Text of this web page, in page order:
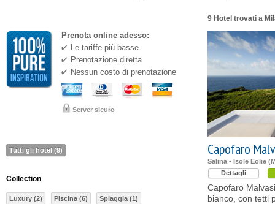
9 Hotel trovati a
Capofaro
Salina - Isole Eolie
Dettagli
Capofaro
bianco, con tetti
Prenota online adesso:
Le tariffe più basse
Prenotazione diretta
Nessun costo di prenotazione
Server sicuro
Tutti gli hotel (9)
Collection
Luxury (2) Piscina (6) Spiaggia (1)